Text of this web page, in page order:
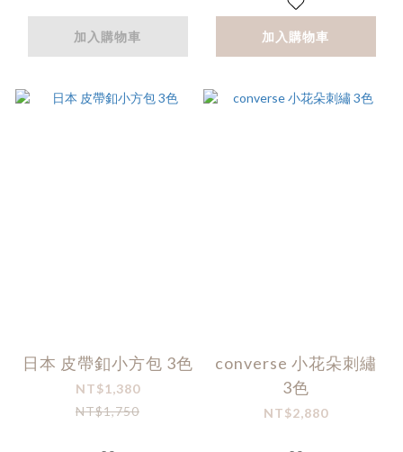
加入購物車 加入購物車
日本 皮帶釦小方包 3色
NT$1,380
NT$1,750
converse 小花朵刺繡
3色
NT$2,880